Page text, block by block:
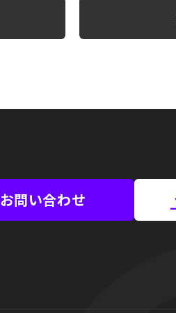
お問い合わせ